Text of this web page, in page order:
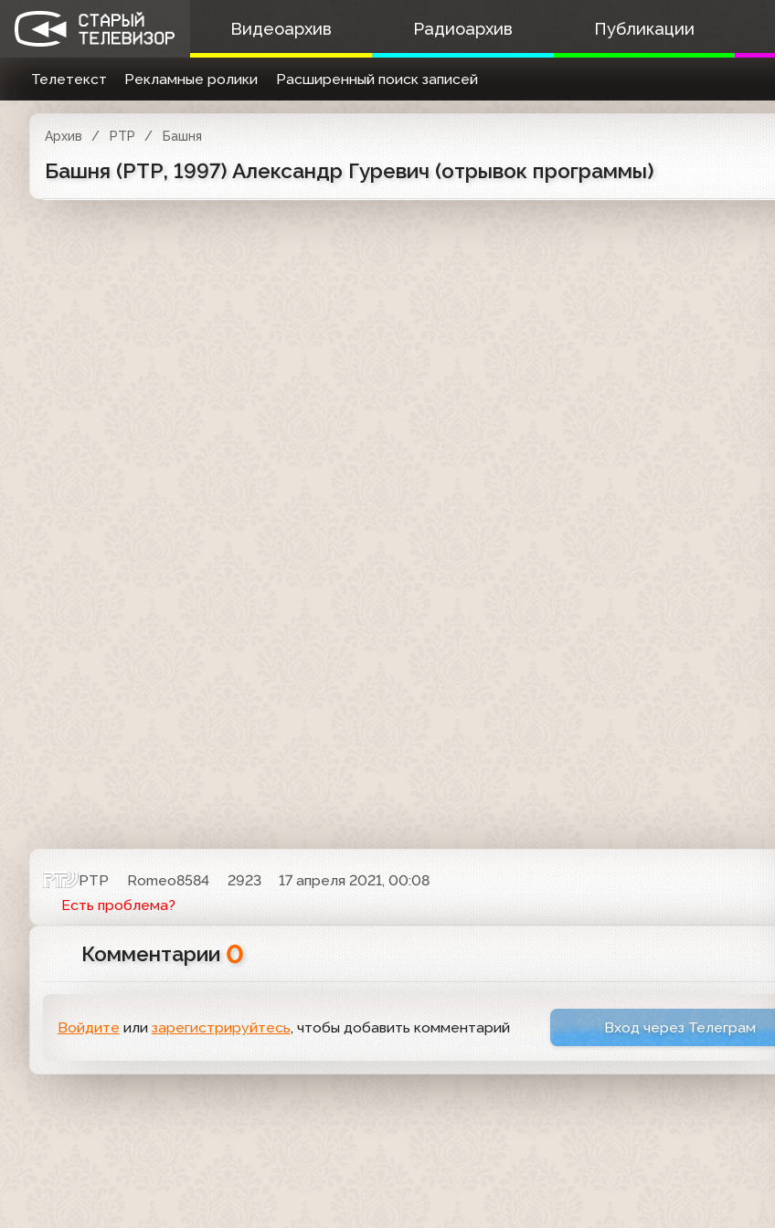
Видеоархив Радиоархив Публикации
Телетекст Рекламные ролики Расширенный поиск записей
Архив РТР Башня
Башня (РТР, 1997) Александр Гуревич (отрывок программы)
РТР Romeo8584 2923
17 апреля 2021, 00:08
Есть проблема?
Комментарии 0
Войдите или зарегистрируйтесь, чтобы добавить комментарий Вход через Телеграм